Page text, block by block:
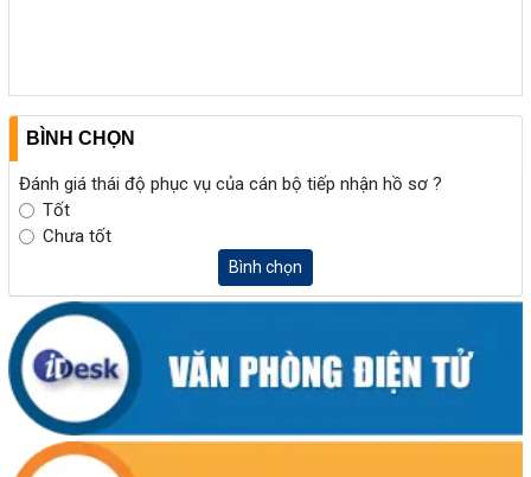
BÌNH CHỌN
Đánh giá thái độ phục vụ của cán bộ tiếp nhận hồ sơ ?
Tốt
Chưa tốt
Bình chọn